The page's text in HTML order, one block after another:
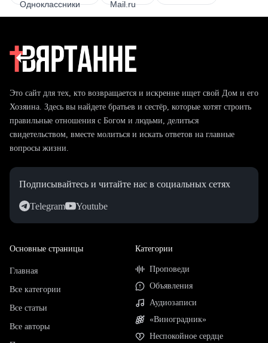
Это сайт для тех, кто возвращается и искренне ищет свой Дом и его
Хозяина. Здесь вы найдете братьев и сестёр, которые хотят строить
правильные отношения с Богом и людьми, делиться
свидетельством, вместе молиться и искать ответов на главные
вопросы жизни.
Подписывайтесь и читайте нас в социальных сетях
Telegram Youtube
Основные страницы
Главная
Все категории
Все статьи
Все авторы
Категории
Проповеди
Объявления
Аудиозаписи
«Виноградник»
Неспокойное сердце